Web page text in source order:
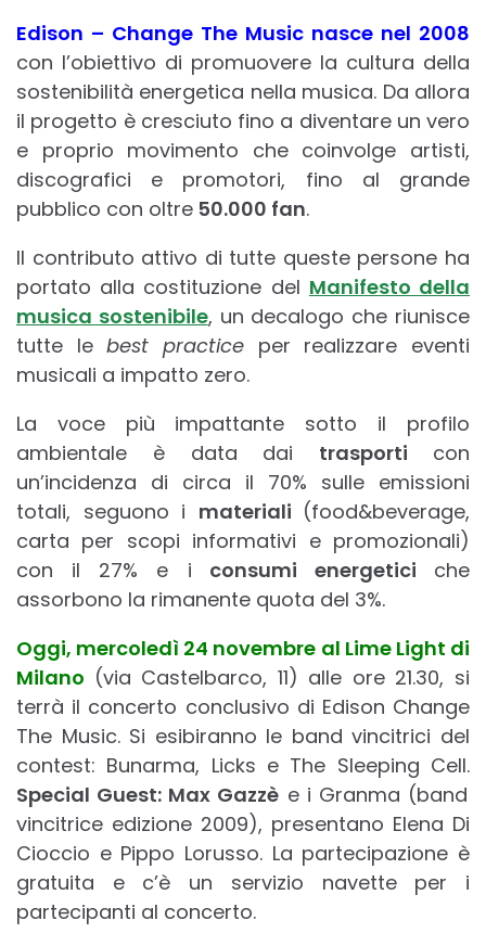
Edison – Change The Music nasce nel 2008
con l’obiettivo di promuovere la cultura della
sostenibilità energetica nella musica. Da allora
il progetto è cresciuto fino a diventare un vero
e proprio movimento che coinvolge artisti,
discografici e promotori, fino al grande
pubblico con oltre 50.000 fan.
Il contributo attivo di tutte queste persone ha
portato alla costituzione del Manifesto della
musica sostenibile, un decalogo che riunisce
tutte lebest practice per realizzare eventi
musicali a impatto zero.
La voce più impattante sotto il profilo
ambientale è data dai trasporti con
un’incidenza di circa il 70% sulle emissioni
totali, seguono i materiali (food&beverage,
carta per scopi informativi e promozionali)
con il 27% e i consumi energetici che
assorbono la rimanente quota del 3%.
Oggi, mercoledì 24 novembre al Lime Light di
Milano (via Castelbarco, 11) alle ore 21.30, si
terrà il concerto conclusivo di Edison Change
The Music. Si esibiranno le band vincitrici del
contest: Bunarma, Licks e The Sleeping Cell.
Special Guest: Max Gazzè e i Granma (band
vincitrice edizione 2009), presentano Elena Di
Cioccio e Pippo Lorusso. La partecipazione è
gratuita e c’è un servizio navette per i
partecipanti al concerto.